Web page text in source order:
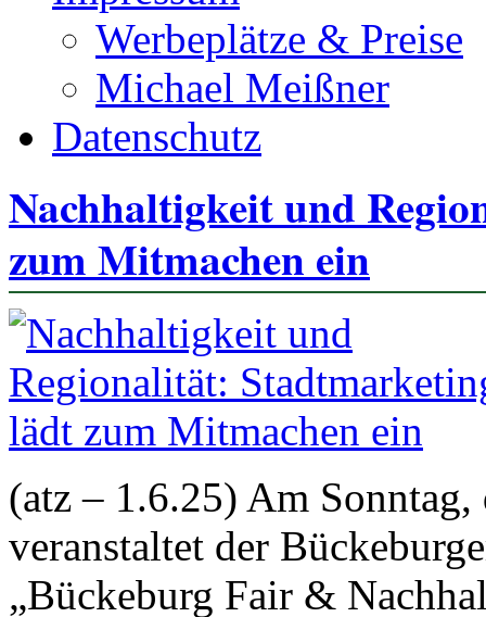
Werbeplätze & Preise
Michael Meißner
Datenschutz
Nachhaltigkeit und
zum Mitmachen ein
(atz – 1.6.25) Am
veranstaltet der
„Bückeburg Fair &